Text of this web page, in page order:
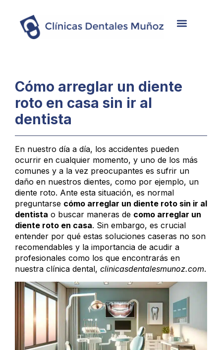
Cómo arreglar un diente
roto en casa sin ir al
dentista
En nuestro día a día, los accidentes pueden
ocurrir en cualquier momento, y uno de los más
comunes y a la vez preocupantes es sufrir un
daño en nuestros dientes, como por ejemplo, un
diente roto. Ante esta situación, es normal
preguntarse cómo arreglar un diente roto sin ir al
dentista o buscar maneras de como arreglar un
diente roto en casa. Sin embargo, es crucial
entender por qué estas soluciones caseras no son
recomendables y la importancia de acudir a
profesionales como los que encontrarás en
nuestra clínica dental, clinicasdentalesmunoz.com.